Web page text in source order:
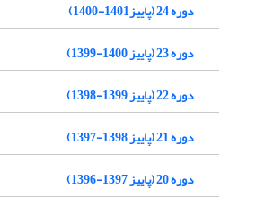
دوره 24 (پاییز1401-1400)
دوره 23 (پاییز 1400-1399)
دوره 22 (پاییز 1399-1398)
دوره 21 (پاییز 1398-1397)
دوره 20 (پاییز 1397-1396)